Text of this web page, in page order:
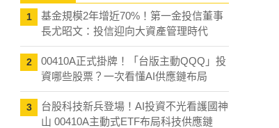
1
基金規模2年增近70%！第一金投信董事
長尤昭文：投信迎向大資產管理時代
2
00410A正式掛牌！「台版主動QQQ」投
資哪些股票？一次看懂AI供應鏈布局
3
台股科技新兵登場！AI投資不光看護國神
山 00410A主動式ETF布局科技供應鏈